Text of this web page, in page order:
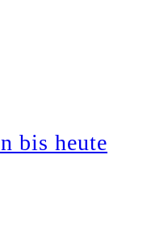
bis heute